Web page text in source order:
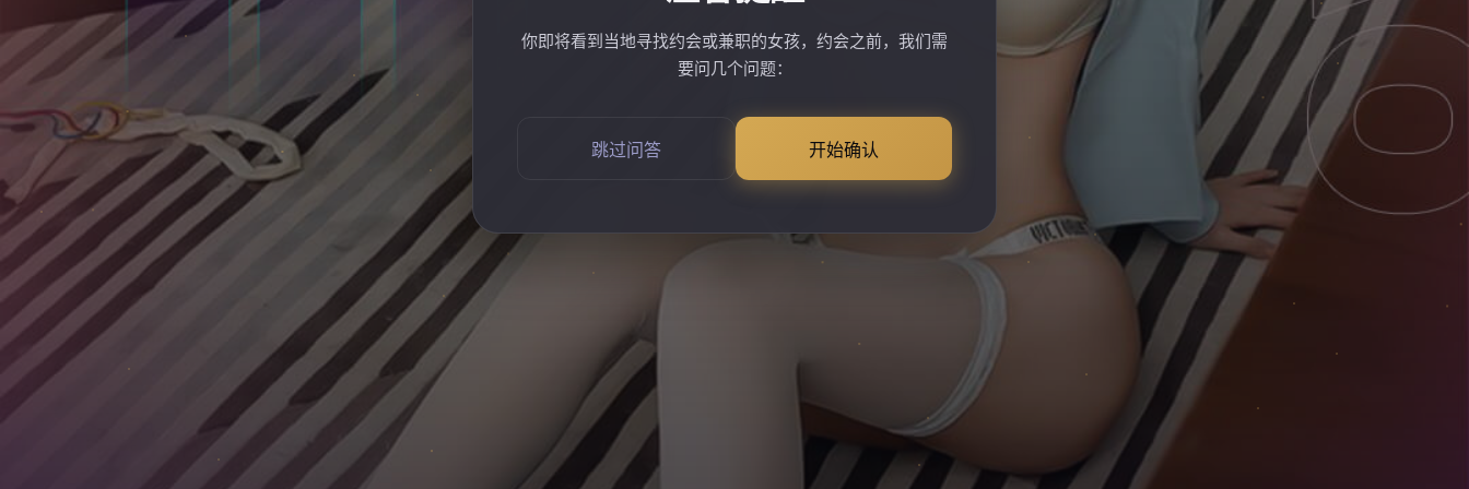
你即将看到当地寻找约会或兼职的女孩，约会之前，我们需
要问几个问题：
跳过问答 开始确认